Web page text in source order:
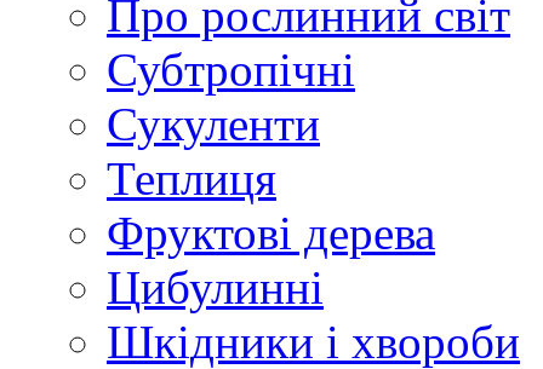
Про рослинний світ
Субтропічні
Сукуленти
Теплиця
Фруктові дерева
Цибулинні
Шкідники і хвороби